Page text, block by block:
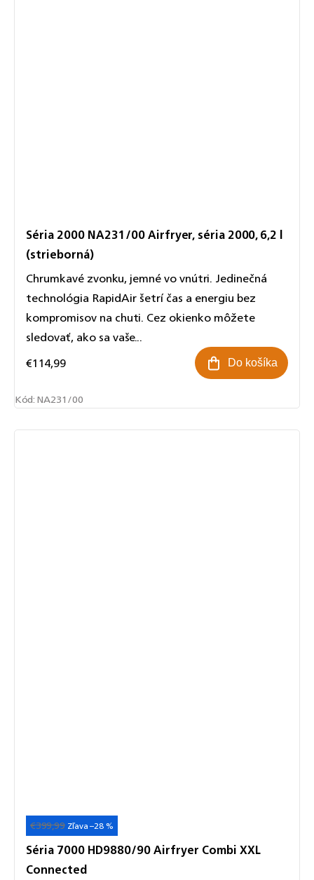
Séria 2000 NA231/00 Airfryer, séria 2000, 6,2 l
(strieborná)
€114,99 Do košíka
Chrumkavé zvonku, jemné vo vnútri. Jedinečná
technológia RapidAir šetrí čas a energiu bez
kompromisov na chuti. Cez okienko môžete
sledovať, ako sa vaše...
Kód:NA231/00
Akcia
€399,99 –28 %
Séria 7000 HD9880/90 Airfryer Combi XXL
Connected